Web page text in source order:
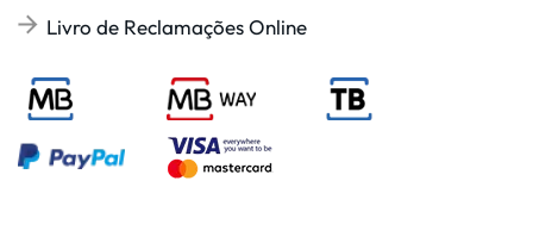
Livro de Reclamações Online